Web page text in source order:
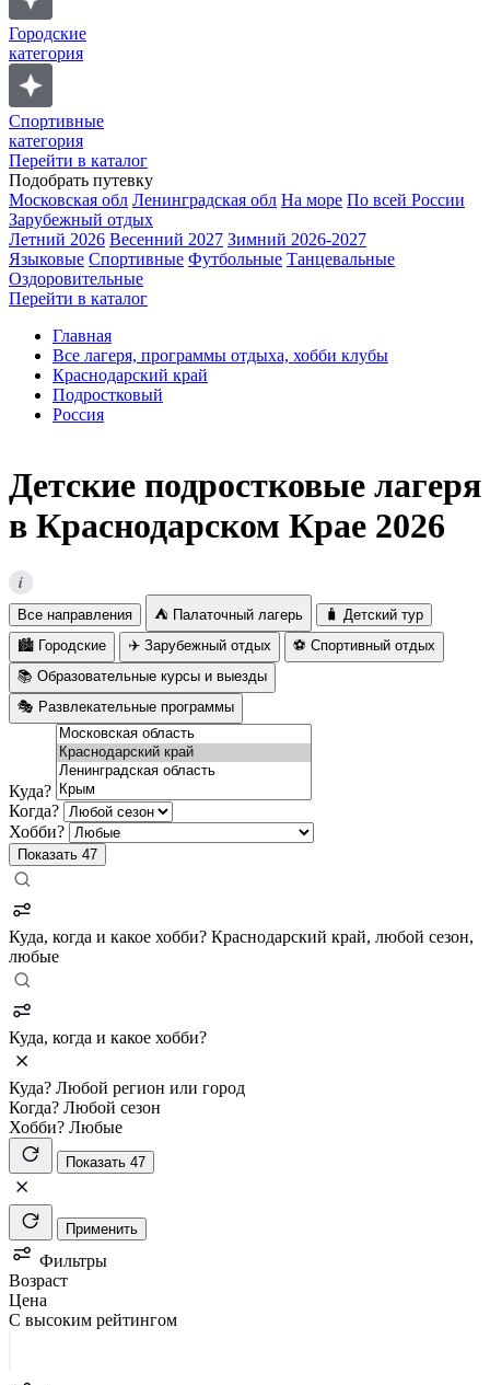
Городские
категория
Спортивные
категория
Перейти в каталог
Подобрать путевку
Московская обл Ленинградская обл На море По всей России
Зарубежный отдых
Летний 2026 Весенний 2027 Зимний 2026-2027
Языковые Спортивные Футбольные Танцевальные
Оздоровительные
Перейти в каталог
Главная
Все лагеря, программы отдыха, хобби клубы
Краснодарский край
Подростковый
Россия
Детские подростковые лагеря
в Краснодарском Крае 2026
i
Все направления ⛺ Палаточный лагерь
🧳 Детский тур
🏙️ Городские
✈️ Зарубежный отдых
⚽ Спортивный отдых
📚 Образовательные курсы и выезды
🎭 Развлекательные программы
Куда?
Когда?
Хобби?
Показать 47
Куда, когда и какое хобби? Краснодарский край, любой сезон,
любые
Куда, когда и какое хобби?
Куда? Любой регион или город
Когда? Любой сезон
Хобби? Любые
Показать 47
Применить
Фильтры
Возраст
Цена
С высоким рейтингом